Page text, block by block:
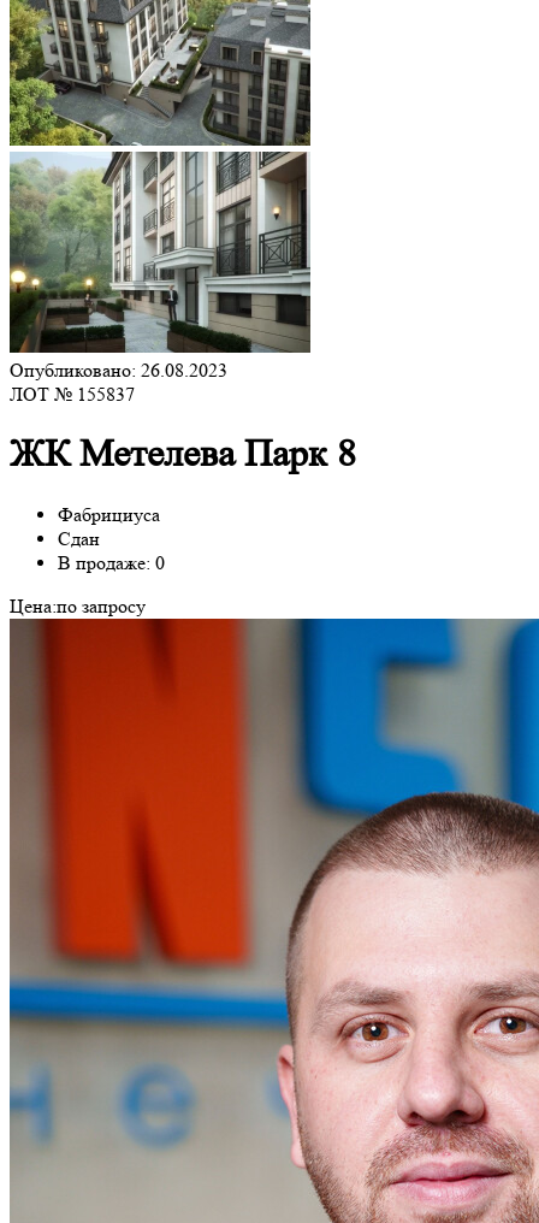
Опубликовано: 26.08.2023
ЛОТ № 155837
ЖК Метелева Парк 8
Фабрициуса
Сдан
В продаже: 0
Цена:по запросу